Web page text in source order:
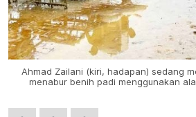
Ahmad Zailani (kiri, hadapan) sedang
menabur benih padi menggunakan